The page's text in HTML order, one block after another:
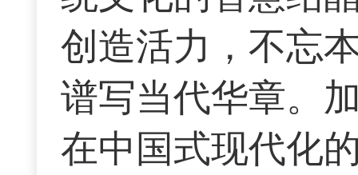
创造活力，不忘
谱写当代华章。
在中国式现代化